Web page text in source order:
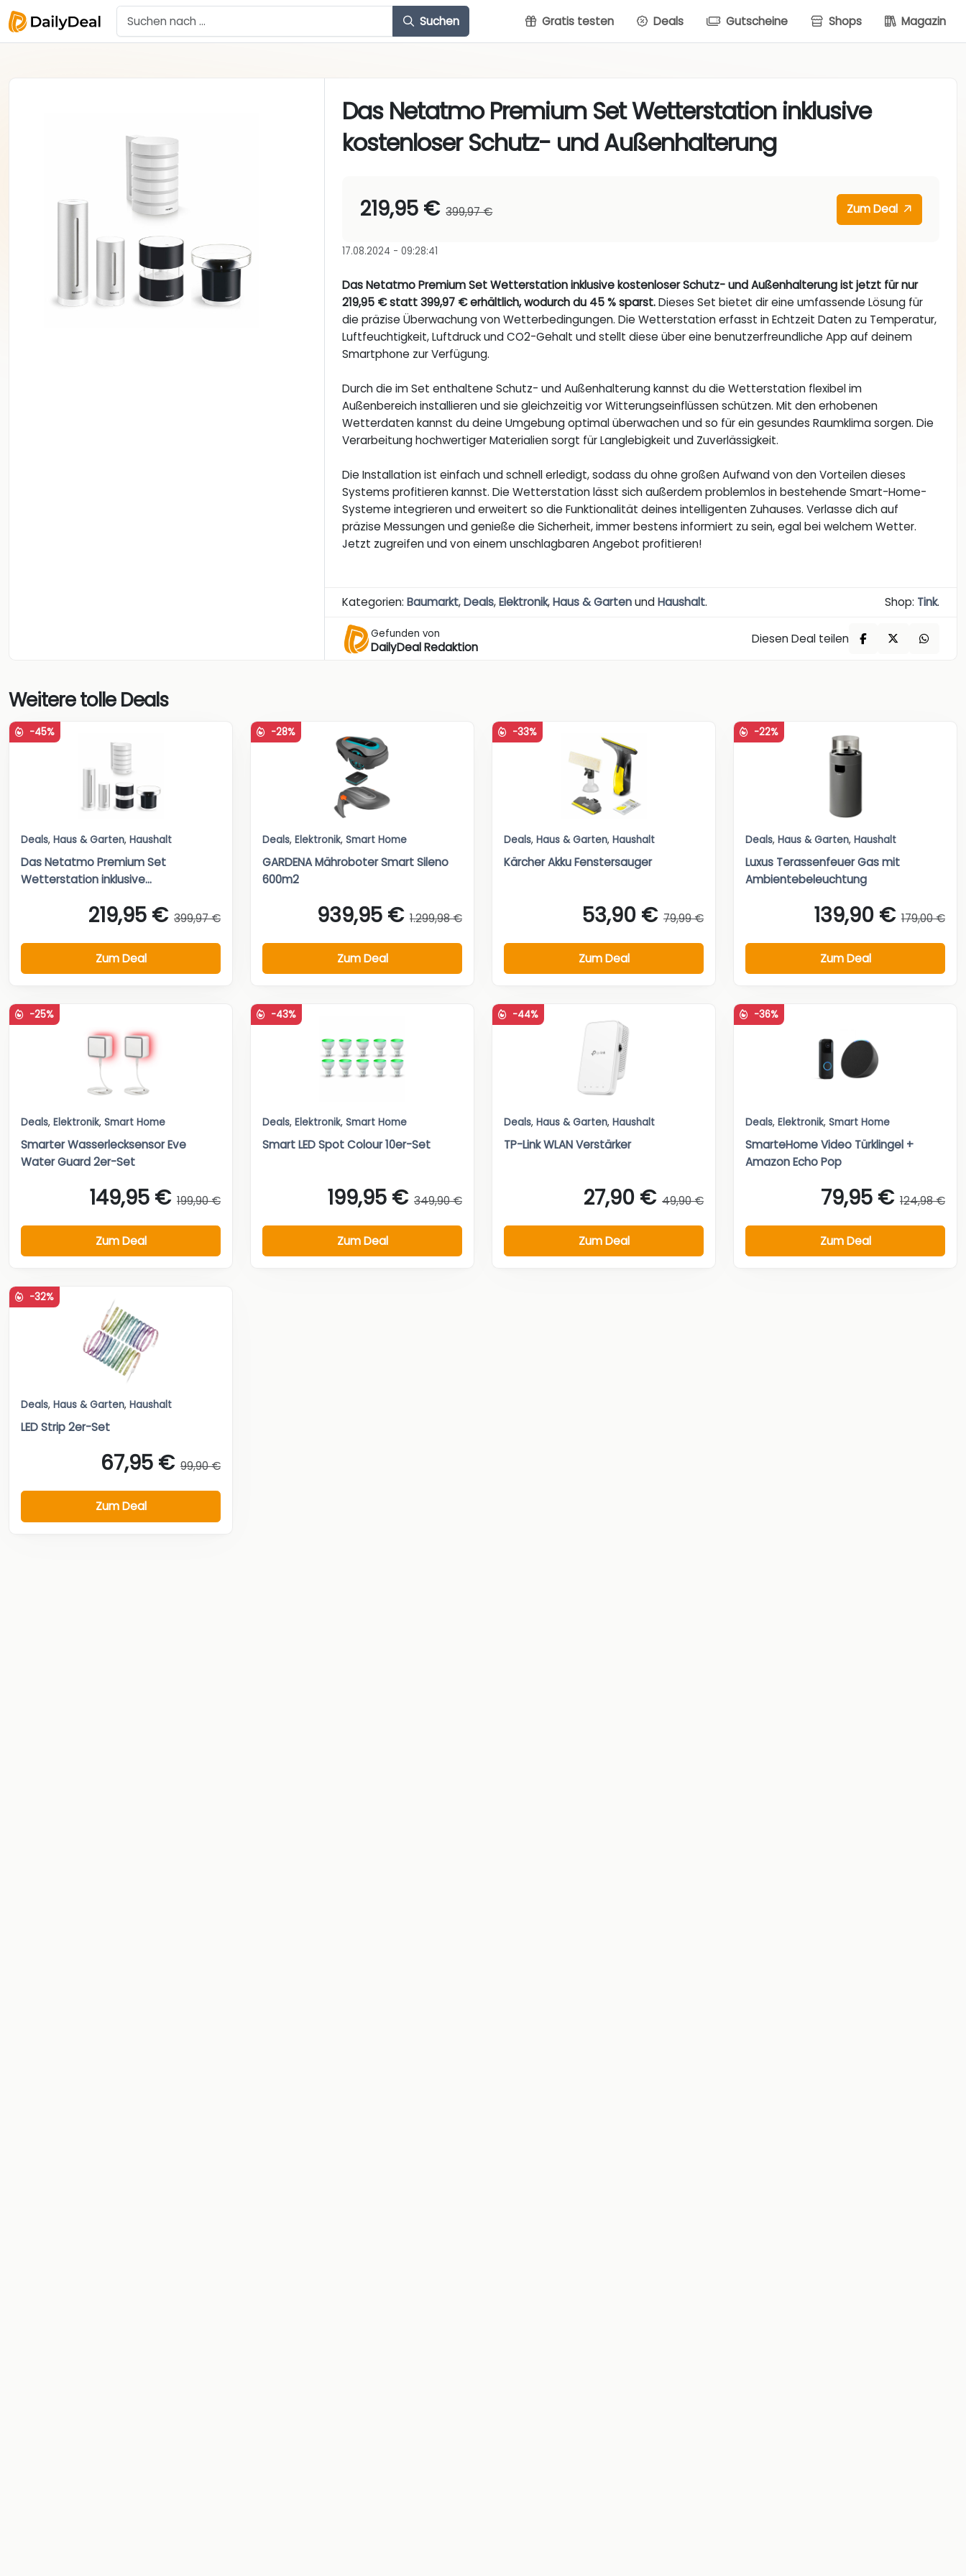
Suchen Gratis testen Deals Gutscheine Shops Magazin
Das Netatmo Premium Set Wetterstation inklusive
kostenloser Schutz- und Außenhalterung
219,95 € 399,97 € Zum Deal
17.08.2024 - 09:28:41
Das Netatmo Premium Set Wetterstation inklusive kostenloser Schutz- und Außenhalterung ist jetzt für nur
219,95 € statt 399,97 € erhältlich, wodurch du 45 % sparst.Dieses Set bietet dir eine umfassende Lösung für
die präzise Überwachung von Wetterbedingungen. Die Wetterstation erfasst in Echtzeit Daten zu Temperatur,
Luftfeuchtigkeit, Luftdruck und CO2-Gehalt und stellt diese über eine benutzerfreundliche App auf deinem
Smartphone zur Verfügung.
Durch die im Set enthaltene Schutz- und Außenhalterung kannst du die Wetterstation flexibel im
Außenbereich installieren und sie gleichzeitig vor Witterungseinflüssen schützen. Mit den erhobenen
Wetterdaten kannst du deine Umgebung optimal überwachen und so für ein gesundes Raumklima sorgen. Die
Verarbeitung hochwertiger Materialien sorgt für Langlebigkeit und Zuverlässigkeit.
Die Installation ist einfach und schnell erledigt, sodass du ohne großen Aufwand von den Vorteilen dieses
Systems profitieren kannst. Die Wetterstation lässt sich außerdem problemlos in bestehende Smart-Home-
Systeme integrieren und erweitert so die Funktionalität deines intelligenten Zuhauses. Verlasse dich auf
präzise Messungen und genieße die Sicherheit, immer bestens informiert zu sein, egal bei welchem Wetter.
Jetzt zugreifen und von einem unschlagbaren Angebot profitieren!
Kategorien:Baumarkt,Deals,Elektronik,Haus & GartenundHaushalt. Shop: Tink.
Gefunden von
DailyDeal Redaktion
Diesen Deal teilen
Weitere tolle Deals
-45%
Deals, Haus & Garten, Haushalt
Das Netatmo Premium Set
Wetterstation inklusive...
219,95 € 399,97 €
Zum Deal
-28%
Deals, Elektronik, Smart Home
GARDENA Mähroboter Smart Sileno
600m2
939,95 € 1.299,98 €
Zum Deal
-33%
Deals, Haus & Garten, Haushalt
Kärcher Akku Fenstersauger
53,90 € 79,99 €
Zum Deal
-22%
Deals, Haus & Garten, Haushalt
Luxus Terassenfeuer Gas mit
Ambientebeleuchtung
139,90 € 179,00 €
Zum Deal
-25%
Deals, Elektronik, Smart Home
Smarter Wasserlecksensor Eve
Water Guard 2er-Set
149,95 € 199,90 €
Zum Deal
-43%
Deals, Elektronik, Smart Home
Smart LED Spot Colour 10er-Set
199,95 € 349,90 €
Zum Deal
-44%
Deals, Haus & Garten, Haushalt
TP-Link WLAN Verstärker
27,90 € 49,90 €
Zum Deal
-36%
Deals, Elektronik, Smart Home
SmarteHome Video Türklingel +
Amazon Echo Pop
79,95 € 124,98 €
Zum Deal
-32%
Deals, Haus & Garten, Haushalt
LED Strip 2er-Set
67,95 € 99,90 €
Zum Deal